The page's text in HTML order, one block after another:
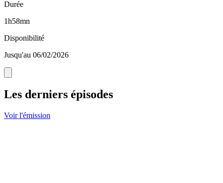
Durée
1h58mn
Disponibilité
Jusqu'au 06/02/2026
Les derniers épisodes
Voir l'émission